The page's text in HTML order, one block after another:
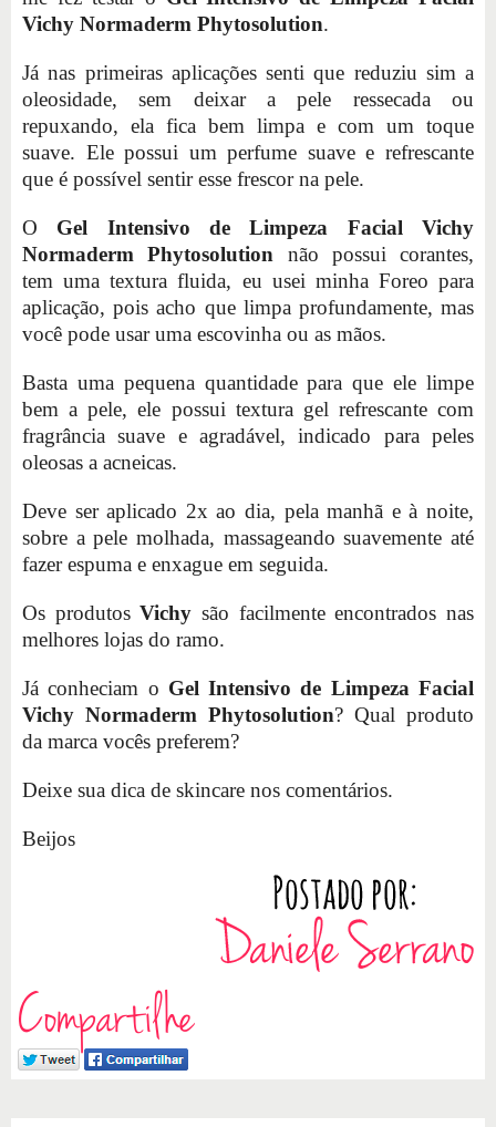
Vichy Normaderm Phytosolution.
Já nas primeiras aplicações senti que reduziu sim a
oleosidade, sem deixar a pele ressecada ou
repuxando, ela fica bem limpa e com um toque
suave. Ele possui um perfume suave e refrescante
que é possível sentir esse frescor na pele.
O Gel Intensivo de Limpeza Facial Vichy
Normaderm Phytosolution não possui corantes,
tem uma textura fluida, eu usei minha Foreo para
aplicação, pois acho que limpa profundamente, mas
você pode usar uma escovinha ou as mãos.
Basta uma pequena quantidade para que ele limpe
bem a pele, ele possui textura gel refrescante com
fragrância suave e agradável, indicado para peles
oleosas a acneicas.
Deve ser aplicado 2x ao dia, pela manhã e à noite,
sobre a pele molhada, massageando suavemente até
fazer espuma e enxague em seguida.
Os produtosVichy são facilmente encontrados nas
melhores lojas do ramo.
Já conheciam o Gel Intensivo de Limpeza Facial
Vichy Normaderm Phytosolution? Qual produto
da marca vocês preferem?
Deixe sua dica de skincare nos comentários.
Beijos
Compartilhe